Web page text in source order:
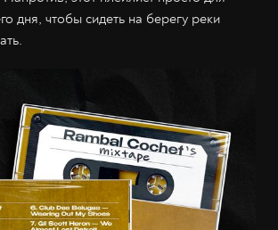
дня, чтобы сидеть на берегу реки